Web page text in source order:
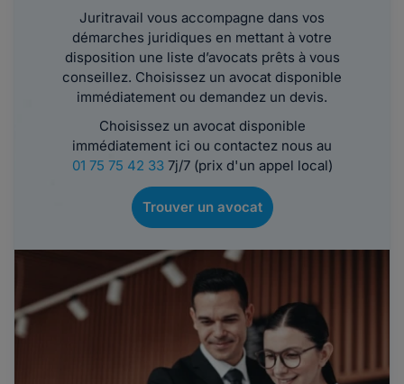
Juritravail vous accompagne dans vos
démarches juridiques en mettant à votre
disposition une liste d’avocats prêts à vous
conseillez. Choisissez un avocat disponible
immédiatement ou demandez un devis.
Choisissez un avocat disponible
immédiatement ici ou contactez nous au
01 75 75 42 337j/7 (prix d'un appel local)
Trouver un avocat